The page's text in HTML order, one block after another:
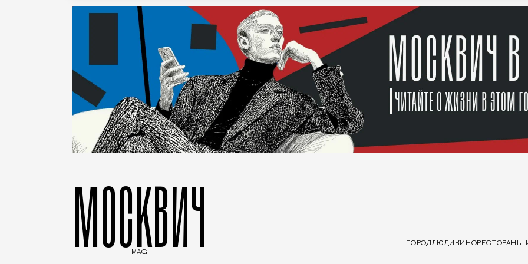
МОСКВИЧ
MAG
ГОРОДЛЮДИ КИНОРЕСТОРАНЫ